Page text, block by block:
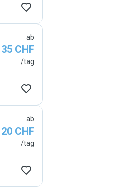
ab
35 CHF
/tag
ab
20 CHF
/tag